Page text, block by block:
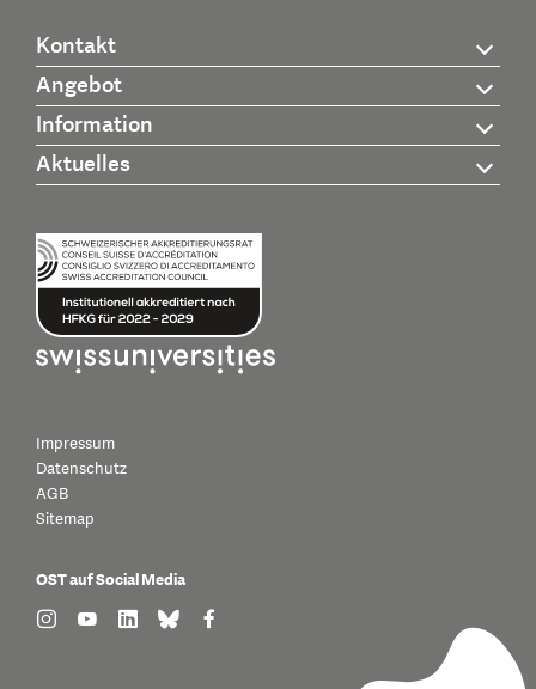
Kontakt
Angebot
Information
Aktuelles
Impressum
Datenschutz
AGB
Sitemap
OST auf Social Media
find us on: instagram
find us on: youtube
find us on: linkedin
find us on: bluesky
find us on: facebook